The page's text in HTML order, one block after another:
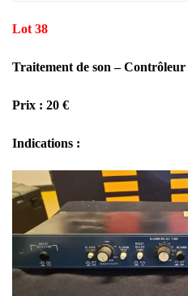
Lot 38
Traitement de son –Contrôleur
Prix : 20 €
Indications :